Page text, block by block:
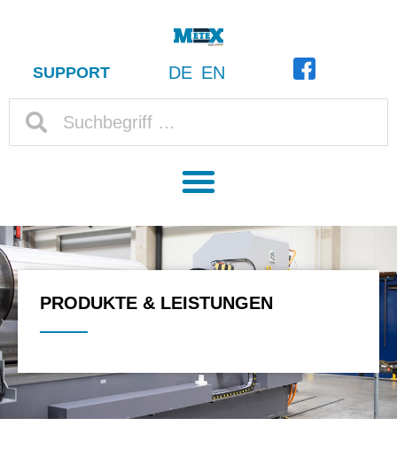
SUPPORT DE EN
PRODUKTE & LEISTUNGEN